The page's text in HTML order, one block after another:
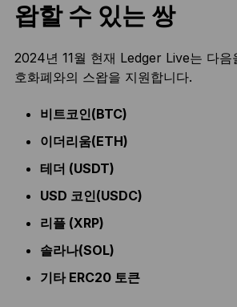
왑할 수 있는 쌍
2024년 11월 현재 Ledger Live는 다음
호화폐와의 스왑을 지원합니다.
비트코인(BTC)
이더리움(ETH)
테더 (USDT)
USD 코인(USDC)
리플 (XRP)
솔라나(SOL)
기타 ERC20 토큰